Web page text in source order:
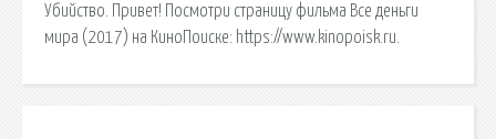
Убийство. Привет! Посмотри страницу фильма Все деньги
мира (2017) на КиноПоиске: https://www.kinopoisk.ru.